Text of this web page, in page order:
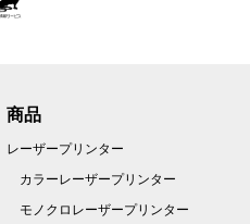
商品
レーザープリンター
カラーレーザープリンター
モノクロレーザープリンター